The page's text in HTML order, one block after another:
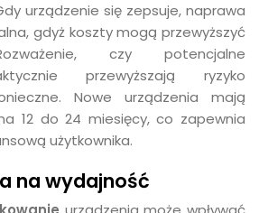
urządzenie się zepsuje, naprawa
gdyż koszty mogą przewyższyć
czy potencjalne
przewyższają ryzyko
Nowe urządzenia mają
12 do 24 miesięcy, co zapewnia
użytkownika.
na wydajność